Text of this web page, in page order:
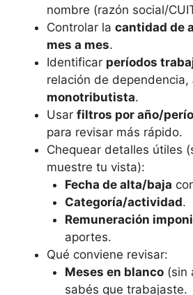
nombre (razón social/
Controlar la cantidad de
mes a mes.
Identificar períodos
relación de dependencia,
monotributista.
Usar filtros por año/
para revisar más rápido.
Chequear detalles útiles
muestre tu vista):
Fecha de alta/baja
Categoría/actividad.
Remuneración
aportes.
Qué conviene revisar:
Meses en blanco(sin
sabés que trabajaste.